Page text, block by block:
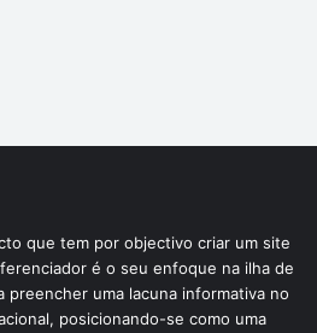
que tem por objectivo criar um site
é o seu enfoque na ilha de
preencher uma lacuna informativa no
posicionando-se como uma